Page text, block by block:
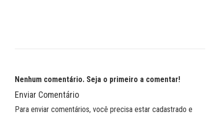
Nenhum comentário. Seja o primeiro a comentar!
Enviar Comentário
Para enviar comentários, você precisa estar cadastrado e